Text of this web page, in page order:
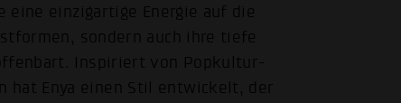
eine einzigartige Energie auf die
sondern auch ihre tiefe
Inspiriert von Popkultur-
hat Enya einen Stil entwickelt, der